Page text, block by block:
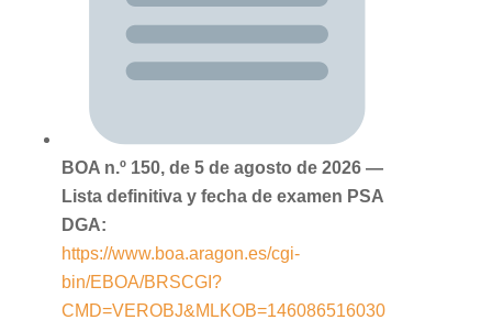
BOA n.º 150, de 5 de agosto de 2026 —
Lista definitiva y fecha de examen PSA
DGA:
https://www.boa.aragon.es/cgi-
bin/EBOA/BRSCGI?
CMD=VEROBJ&MLKOB=146086516030